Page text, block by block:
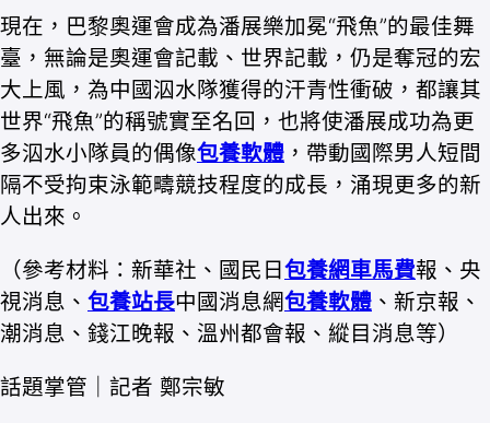
現在，巴黎奧運會成為潘展樂加冕“飛魚”的最佳舞
臺，無論是奧運會記載、世界記載，仍是奪冠的宏
大上風，為中國泅水隊獲得的汗青性衝破，都讓其
世界“飛魚”的稱號實至名回，也將使潘展成功為更
多泅水小隊員的偶像包養軟體 ，帶動國際男人短間
隔不受拘束泳範疇競技程度的成長，涌現更多的新
人出來。
（參考材料：新華社、國民日包養網車馬費報、央
視消息、 包養站長中國消息網包養軟體 、新京報、
潮消息、錢江晚報、溫州都會報、縱目消息等）
話題掌管｜記者 鄭宗敏